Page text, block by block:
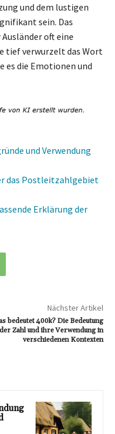
und dem lustigen
sein. Das
oft eine
tief verwurzelt das Wort
es die Emotionen und
und Verwendung
das Postleitzahlgebiet
Erklärung der
Nächster Artikel
bedeutet 400k? Die Bedeutung
der Zahl und ihre Verwendung in
verschiedenen Kontexten